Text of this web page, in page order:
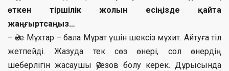
өткен тіршілік жолын есіңізде қайта
жаңғыртсаңыз…
– Әке Мұхтар – бала Мұрат үшін шексіз мұхит. Айтуға тіл
жетпейді. Жазуда тек сөз өнері, сол өнердің
шеберлігін жасаушы Әуезов болу керек. Дұрысында